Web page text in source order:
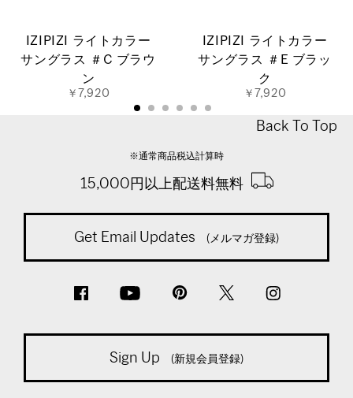
IZIPIZI ライトカラー
サングラス ＃C ブラウ
ン
￥7,920
IZIPIZI ライトカラー
サングラス ＃E ブラッ
ク
￥7,920
Back To Top
※通常商品税込計算時
15,000円以上配送料無料
Get Email Updates (メルマガ登録)
Sign Up (新規会員登録)